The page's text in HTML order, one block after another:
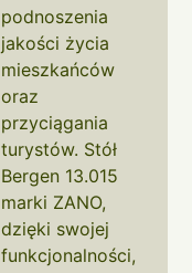
podnoszenia
jakości życia
mieszkańców
oraz
przyciągania
turystów. Stół
Bergen 13.015
marki ZANO,
dzięki swojej
funkcjonalności,